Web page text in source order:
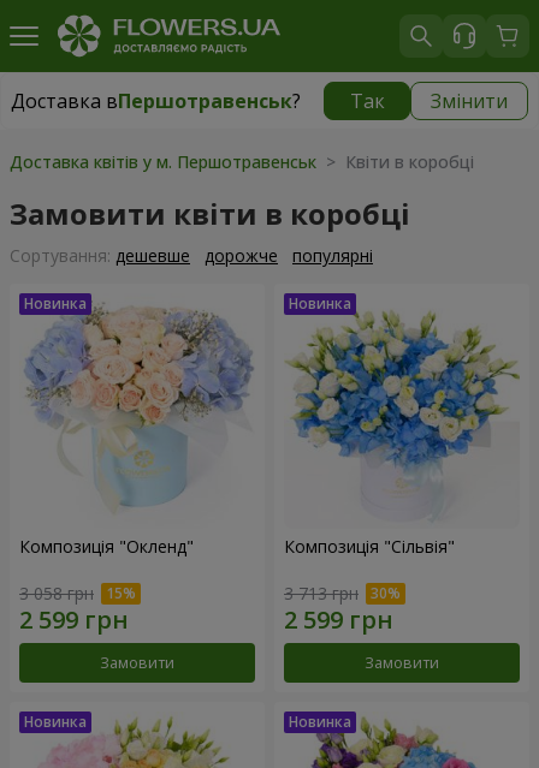
Доставка вПершотравенськ? Так Змінити
Доставка вПершотравенськ|1334 грн
Доставка квітів у м. Першотравенськ > Квіти в коробці
Замовити квіти в коробці
Сортування: дешевше дорожче популярні
Композиція "Окленд"
3 058 грн
Замовити
Композиція "Сільвія"
3 713 грн
Замовити